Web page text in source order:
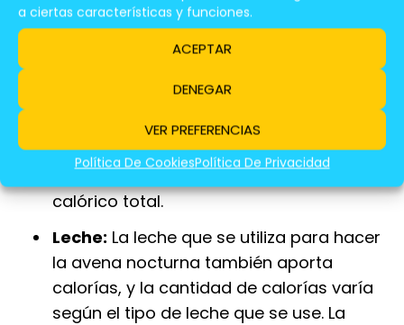
a ciertas características y funciones.
ACEPTAR
DENEGAR
VER PREFERENCIAS
Política De CookiesPolítica De Privacidad
buena fuente de proteínas y grasas
saludables, pero también son
alrededor de 170 calorías por onza. La
cantidad de almendras que se utilizan en
la avena nocturna también puede variar,
lo que puede afectar el contenido
calórico total.
Leche: La leche que se utiliza para hacer
la avena nocturna también aporta
calorías, y la cantidad de calorías varía
según el tipo de leche que se use. La